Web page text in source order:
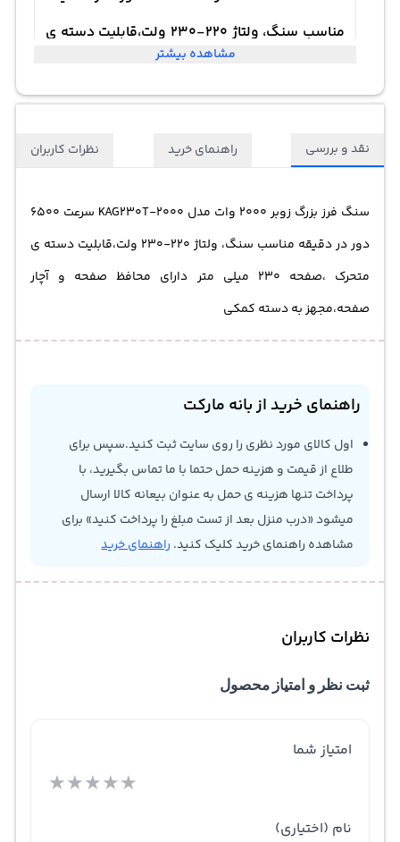
مناسب سنگ، ولتاژ 220-230 ولت،قابلیت دسته ی
آچار صفحه،مجهز به دسته کمکی
مشاهده بیشتر
نقد و بررسی راهنمای خرید نظرات کاربران
سنگ فرز بزرگ زوبر 2000 وات مدل KAG230T-2000 سرعت 6500
دور در دقیقه مناسب سنگ، ولتاژ 220-230 ولت،قابلیت دسته ی
متحرک ،صفحه 230 میلی متر دارای محافظ صفحه و آچار
صفحه،مجهز به دسته کمکی
راهنمای خرید از بانه مارکت
اول کالای مورد نظری را روی سایت ثبت کنید.سپس برای
طلاع از قیمت و هزینه حمل حتما با ما تماس بگیرید، با
پرداخت تنها هزینه ی حمل به عنوان بیعانه کالا ارسال
میشود «درب منزل بعد از تست مبلغ را پرداخت کنید» برای
مشاهده راهنمای خرید کلیک کنید. راهنمای خرید
نظرات کاربران
ثبت نظر و امتیاز محصول
امتیاز شما
★★★★★
نام (اختیاری)